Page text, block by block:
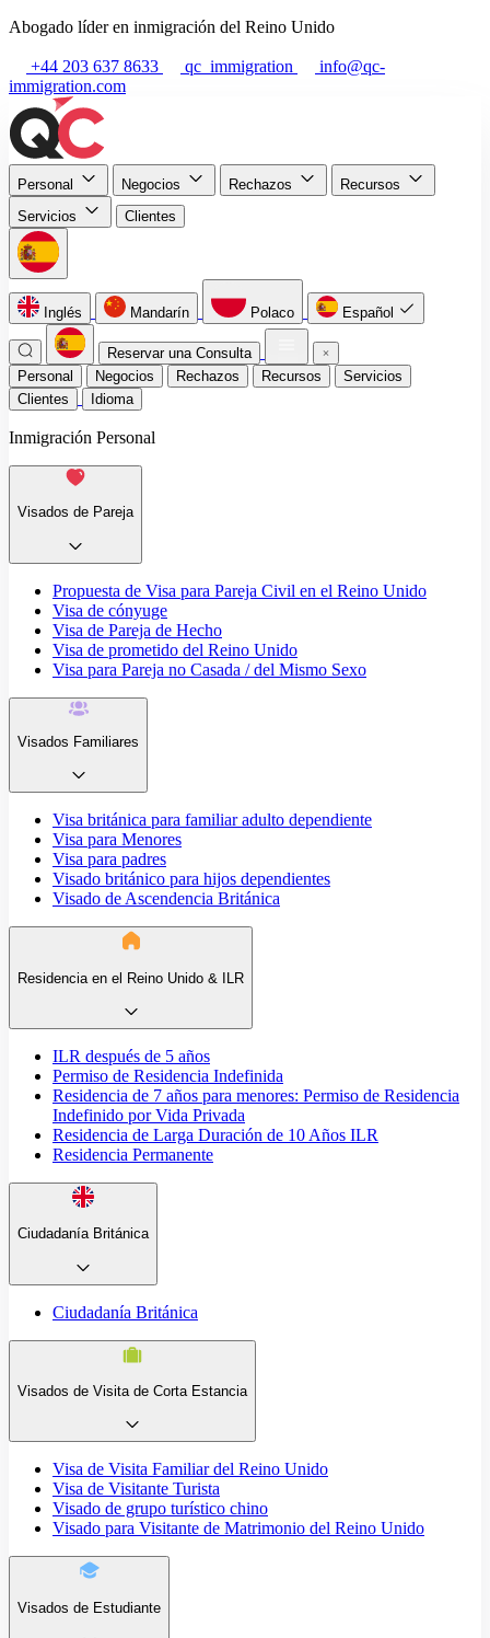
Abogado líder en inmigración del Reino Unido
+44 203 637 8633 qc_immigration
info@qc-
immigration.com
Personal Negocios Rechazos
Recursos
Servicios
Clientes
Inglés Mandarín Polaco Español
Reservar una Consulta
Personal
Negocios Rechazos Recursos
Servicios
Clientes
Idioma
Inmigración Personal
Visados de Pareja
Propuesta de Visa para Pareja Civil en el Reino Unido
Visa de cónyuge
Visa de Pareja de Hecho
Visa de prometido del Reino Unido
Visa para Pareja no Casada / del Mismo Sexo
Visados Familiares
Visa británica para familiar adulto dependiente
Visa para Menores
Visa para padres
Visado británico para hijos dependientes
Visado de Ascendencia Británica
Residencia en el Reino Unido & ILR
ILR después de 5 años
Permiso de Residencia Indefinida
Residencia de 7 años para menores: Permiso de Residencia
Indefinido por Vida Privada
Residencia de Larga Duración de 10 Años ILR
Residencia Permanente
Ciudadanía Británica
Ciudadanía Británica
Visados de Visita de Corta Estancia
Visa de Visita Familiar del Reino Unido
Visa de Visitante Turista
Visado de grupo turístico chino
Visado para Visitante de Matrimonio del Reino Unido
Visados de Estudiante